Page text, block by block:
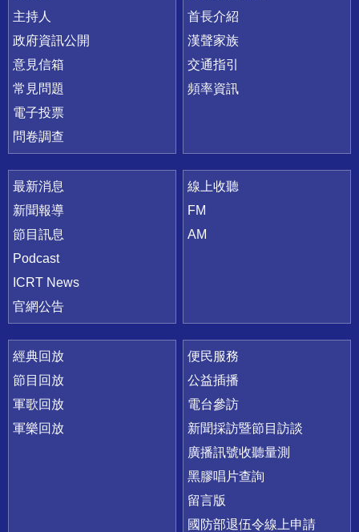
主持人
政府資訊公開
意見信箱
常見問題
電子投票
問卷調查
首長介紹
漢聲家族
交通指引
頻率資訊
最新消息
新聞報導
節目訊息
Podcast
ICRT News
官網公告
線上收聽
FM
AM
經典回放
節目回放
軍歌回放
軍樂回放
便民服務
公益插播
電台參訪
新聞採訪暨節目訪談
廣播訊號收聽量測
黑膠唱片查詢
留言版
國防部退伍令線上申請